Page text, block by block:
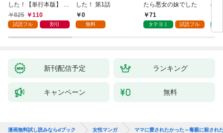
した！【単行本版】 1
巻825 110
試読フル 割引
した！ 第1話
0
無料
たら悪女の妹でした
71
タテヨミ 試読フル
の
新刊配信予定 ランキング
キャンペーン 無料
漫画無料試し読みならdブック 女性マンガ ママに愛されたかった～毒親に殺され